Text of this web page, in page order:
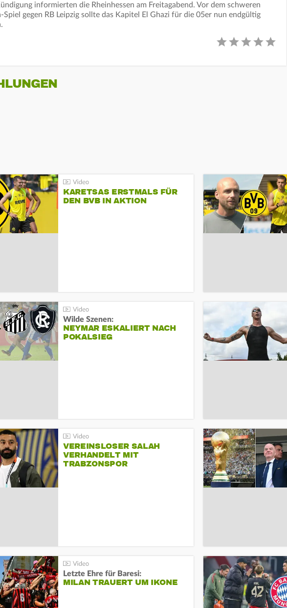
informierten die Rheinhessen am Freitagabend. Vor dem schweren
Spiel gegen RB Leipzig sollte das Kapitel El Ghazi für die 05er nun endgültig
KARETSAS ERSTMALS FÜR
DEN BVB IN AKTION
Wilde Szenen:
NEYMAR ESKALIERT NACH
POKALSIEG
VEREINSLOSER SALAH
VERHANDELT MIT
TRABZONSPOR
Letzte Ehre für Baresi:
MILAN TRAUERT UM IKONE